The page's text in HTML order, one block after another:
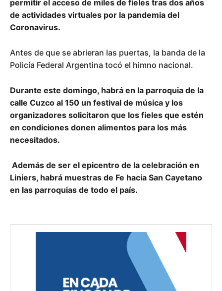
permitir el acceso de miles de fieles tras dos años
de actividades virtuales por la pandemia del
Coronavirus.
Antes de que se abrieran las puertas, la banda de la
Policía Federal Argentina tocó el himno nacional.
Durante este domingo, habrá en la parroquia de la
calle Cuzco al 150 un festival de música y los
organizadores solicitaron que los fieles que estén
en condiciones donen alimentos para los más
necesitados.
Además de ser el epicentro de la celebración en
Liniers, habrá muestras de Fe hacia San Cayetano
en las parroquias de todo el país.